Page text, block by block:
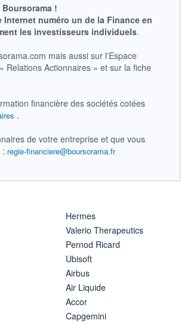
!
Internet numéro un de la Finance en
les investisseurs individuels.
mais aussi sur l'Espace
Relations Actionnaires » et sur la fiche
financière des sociétés cotées
.
de votre entreprise et que vous
regie-financiere@boursorama.fr
Hermes
Valerio Therapeutics
Pernod Ricard
Ubisoft
Airbus
Air Liquide
Accor
Capgemini